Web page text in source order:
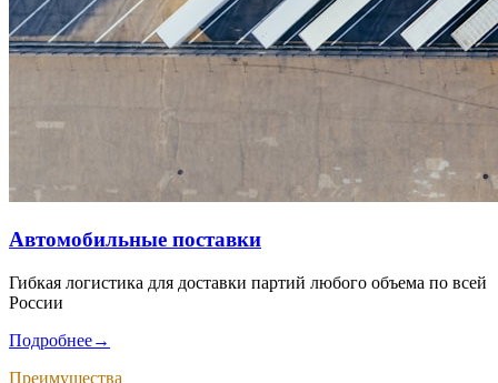
Автомобильные поставки
Гибкая логистика для доставки партий любого объема по всей
России
Подробнее→
Преимущества